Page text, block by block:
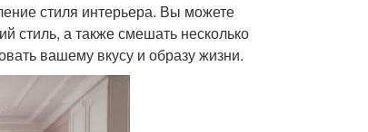
стиля интерьера. Вы можете
стиль, а также смешать несколько
вашему вкусу и образу жизни.